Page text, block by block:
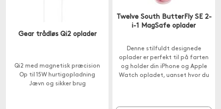
Gear trådløs Qi2 oplader
Qi2 med magnetisk præcision
Op til 15W hurtigopladning
Jævn og sikker brug
Twelve South ButterFly SE 2-
i-1 MagSafe oplader
Denne stilfuldt designede
oplader er perfekt til på farten
og holder din iPhone og Apple
Watch opladet, uanset hvor du